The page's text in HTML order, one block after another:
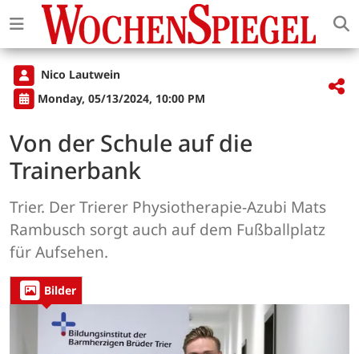
Nico Lautwein
Monday, 05/13/2024, 10:00 PM
Von der Schule auf die
Trainerbank
Trier. Der Trierer Physiotherapie-Azubi Mats
Rambusch sorgt auch auf dem Fußballplatz
für Aufsehen.
Bilder